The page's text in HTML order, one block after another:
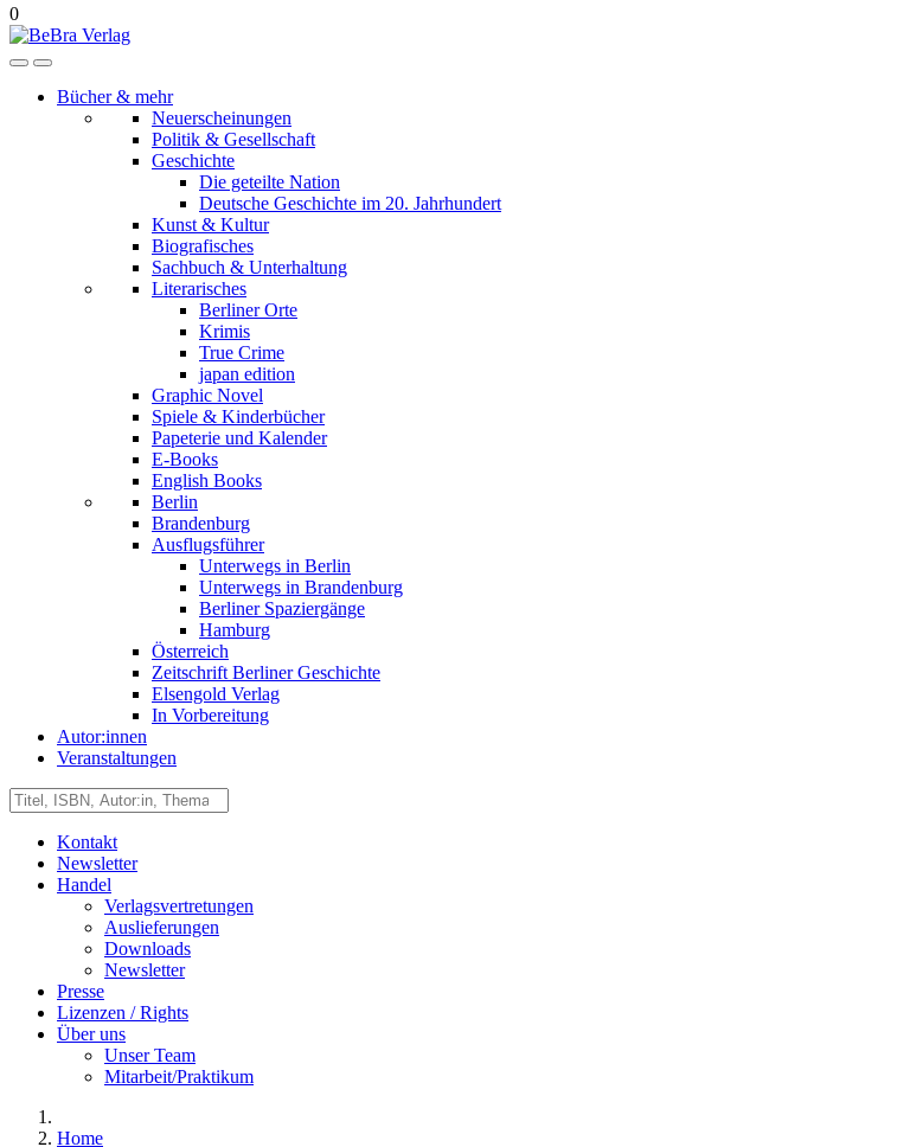
0
Bücher & mehr
Neuerscheinungen
Politik & Gesellschaft
Geschichte
Die geteilte Nation
Deutsche Geschichte im 20. Jahrhundert
Kunst & Kultur
Biografisches
Sachbuch & Unterhaltung
Literarisches
Berliner Orte
Krimis
True Crime
japan edition
Graphic Novel
Spiele & Kinderbücher
Papeterie und Kalender
E-Books
English Books
Berlin
Brandenburg
Ausflugsführer
Unterwegs in Berlin
Unterwegs in Brandenburg
Berliner Spaziergänge
Hamburg
Österreich
Zeitschrift Berliner Geschichte
Elsengold Verlag
In Vorbereitung
Autor:innen
Veranstaltungen
Kontakt
Newsletter
Handel
Verlagsvertretungen
Auslieferungen
Downloads
Newsletter
Presse
Lizenzen / Rights
Über uns
Unser Team
Mitarbeit/Praktikum
Home